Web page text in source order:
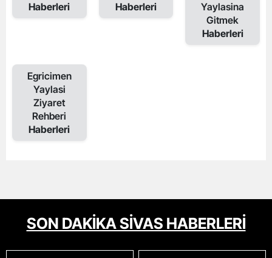
Haberleri
Haberleri
Yaylasina
Gitmek
Haberleri
Egricimen
Yaylasi
Ziyaret
Rehberi
Haberleri
SON DAKİKA SİVAS HABERLERİ